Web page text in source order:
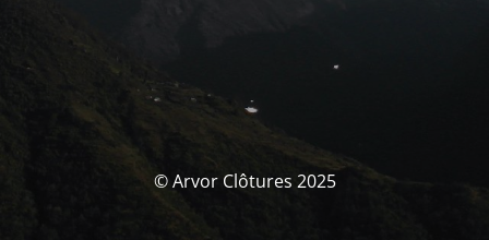
© Arvor Clôtures 2025